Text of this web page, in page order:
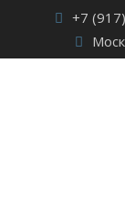
content
+7